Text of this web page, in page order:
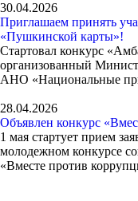
30.04.2026
Приглашаем принять
«Пушкинской карты»!
Стартовал конкурс
организованный
АНО «Национальные
28.04.2026
Объявлен конкурс
1 мая стартует прием
молодежном конкурсе
«Вместе против